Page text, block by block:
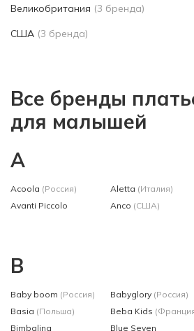
Великобритания (3 бренда)
США (3 бренда)
Все бренды
для малышей
A
Acoola (Россия)
Avanti Piccolo
Aletta (Италия)
Anco (США)
B
Baby boom (Россия)
Basia (Польша)
Bimbalina
Babyglory (Россия)
Beba Kids
Blue Seven